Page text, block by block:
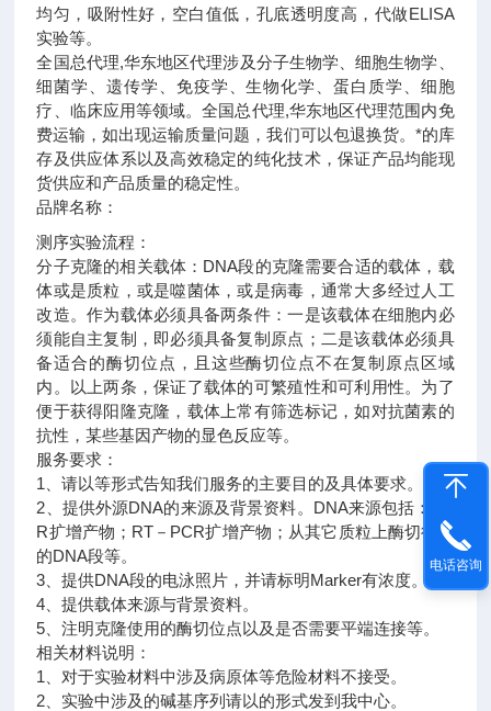
均匀，吸附性好，空白值低，孔底透明度高，代做ELISA
实验等。
全国总代理,华东地区代理涉及分子生物学、细胞生物学、
细菌学、遗传学、免疫学、生物化学、蛋白质学、细胞
疗、临床应用等领域。全国总代理,华东地区代理范围内免
费运输，如出现运输质量问题，我们可以包退换货。 *的库
存及供应体系以及高效稳定的纯化技术，保证产品均能现
货供应和产品质量的稳定性。
品牌名称：
测序实验流程：
分子克隆的相关载体：DNA段的克隆需要合适的载体，载
体或是质粒，或是噬菌体，或是病毒，通常大多经过人工
改造。作为载体必须具备两条件：一是该载体在细胞内必
须能自主复制，即必须具备复制原点；二是该载体必须具
备适合的酶切位点，且这些酶切位点不在复制原点区域
内。以上两条，保证了载体的可繁殖性和可利用性。为了
便于获得阳隆克隆，载体上常有筛选标记，如对抗菌素的
抗性，某些基因产物的显色反应等。
服务要求：
1、请以等形式告知我们服务的主要目的及具体要求。
2、提供外源DNA的来源及背景资料。DNA来源包括：PC
R扩增产物；RT－PCR扩增产物；从其它质粒上酶切得到
的DNA段等。
3、提供DNA段的电泳照片，并请标明Marker有浓度。
4、提供载体来源与背景资料。
5、注明克隆使用的酶切位点以及是否需要平端连接等。
相关材料说明：
1、对于实验材料中涉及病原体等危险材料不接受。
2、实验中涉及的碱基序列请以的形式发到我中心。
电话咨询